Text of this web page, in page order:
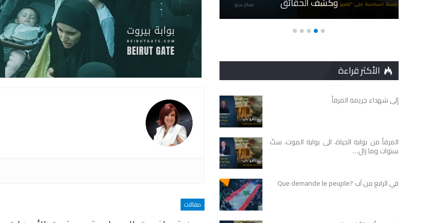
مقالات
الأكثر قراءة
إلى شهداء جريمة المرفأ
المرفأ من بوابة الحياة، الى بوابة الموت، ستّ
سنوات وما زال…
في الرابع من آب ?Que demande le peuple